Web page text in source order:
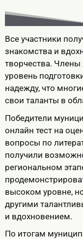
Все участники
знакомства и
творчества.
уровень
надежду, что
свои таланты в
Победители
онлайн тест на
вопросы по
получили
региональном
высоком уровне,
другими
и вдохновением.
По итогам